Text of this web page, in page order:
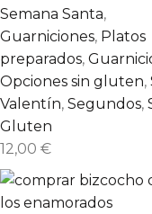
Semana Santa,
Guarniciones, Platos
preparados,
Opciones sin gluten,
Valentín, Segundos,
Gluten
12,00 €